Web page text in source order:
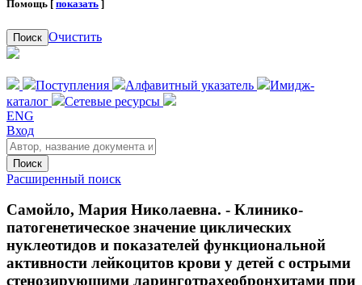
Помощь [ показать ]
Поиск Очистить
Поступления Алфавитный указатель
Имидж-
каталог
Сетевые ресурсы
ENG
Вход
Поиск
Расширенный поиск
Самойло, Мария Николаевна. - Клинико-
патогенетическое значение циклических
нуклеотидов и показателей функциональной
активности лейкоцитов крови у детей с острыми
стенозирующими ларинготрахеобронхитами при